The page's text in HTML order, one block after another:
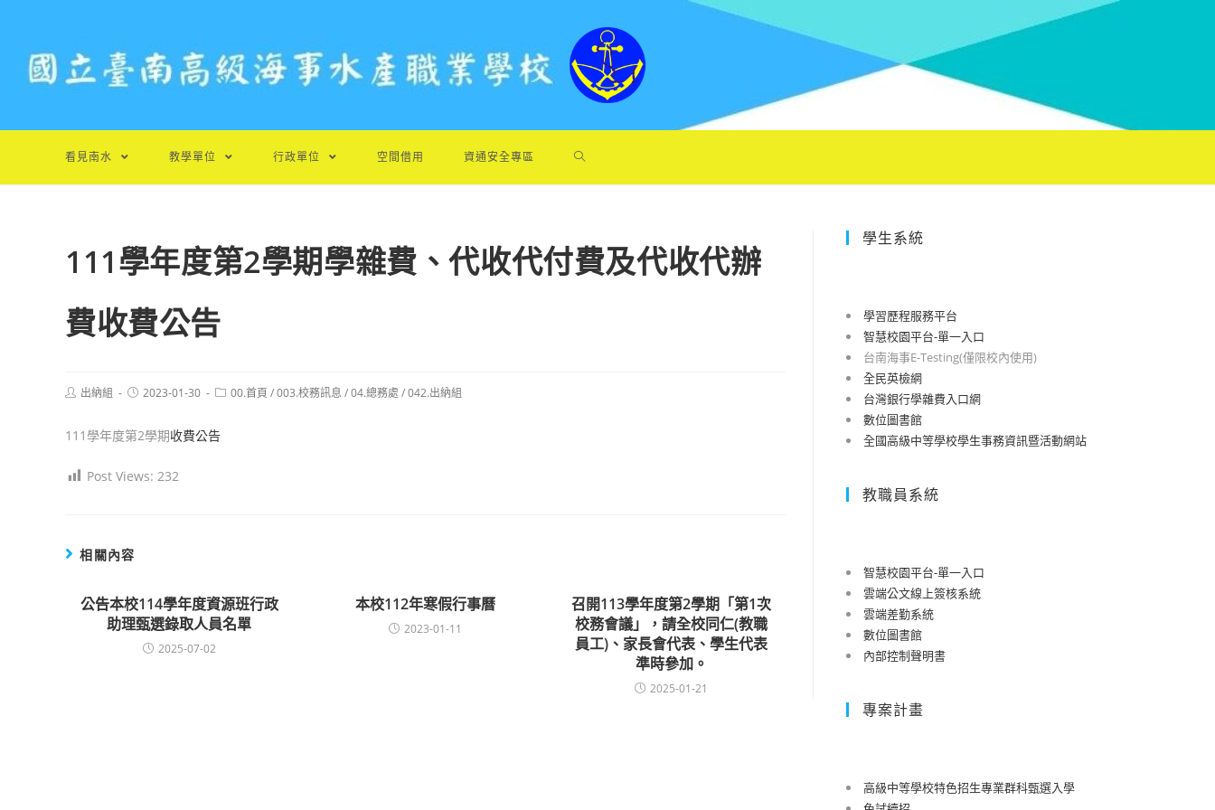
看見南水 教學單位 行政單位 空間借用 資通安全專區
111學年度第2學期學雜費、代收代付費及代收代辦
費收費公告
Post出納組
Post2023-01-30
Post00.首頁 /003.校務訊息 /04.總務處 /042.出納組
111學年度第2學期收費公告
Post Views: 232
相關內容
公告本校114學年度資源班行政
助理甄選錄取人員名單
2025-07-02
本校112年寒假行事曆
2023-01-11
召開113學年度第2學期「第1次
校務會議」，請全校同仁(教職
員工)、家長會代表、學生代表
準時參加。
2025-01-21
學生系統
學習歷程服務平台
智慧校園平台-單一入口
台南海事E-Testing(僅限校內使用)
全民英檢網
台灣銀行學雜費入口網
數位圖書館
全國高級中等學校學生事務資訊暨活動網站
教職員系統
智慧校園平台-單一入口
雲端公文線上簽核系統
雲端差勤系統
數位圖書館
內部控制聲明書
專案計畫
高級中等學校特色招生專業群科甄選入學